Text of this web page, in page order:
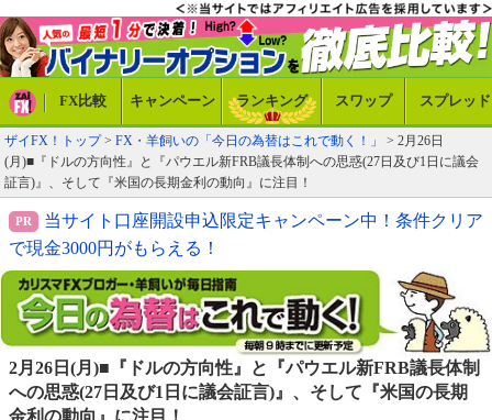
FX比較 キャンペーン ランキング スワップ スプレッド
ザイFX！トップ> FX・羊飼いの「今日の為替はこれで動く！」
> 2月26日
(月)■『ドルの方向性』と『パウエル新FRB議長体制への思惑(27日及び1日に議会
証言)』、そして『米国の長期金利の動向』に注目！
当サイト口座開設申込限定キャンペーン中！条件クリア
で現金3000円がもらえる！
2月26日(月)■『ドルの方向性』と『パウエル新FRB議長体制
への思惑(27日及び1日に議会証言)』、そして『米国の長期